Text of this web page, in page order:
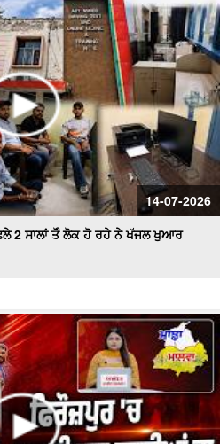
14-07-2026
2 ਸਾਲਾਂ ਤੋੰ ਲੋਕ ਹੋ ਰਹੇ ਨੇ ਖੱਜਲ ਖੁਆਰ